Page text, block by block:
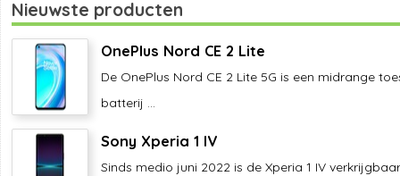
Nieuwste producten
OnePlus Nord CE 2 Lite
De OnePlus Nord CE 2 Lite 5G is een midrange
batterij ...
Sony Xperia 1 IV
Sinds medio juni 2022 is de Xperia 1 IV